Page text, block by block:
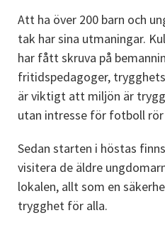
Att ha över 200 barn och
tak har sina utmaningar.
har fått skruva på
fritidspedagoger,
är viktigt att miljön är
utan intresse för fotboll rör
Sedan starten i höstas
visitera de äldre
lokalen, allt som en
trygghet för alla.